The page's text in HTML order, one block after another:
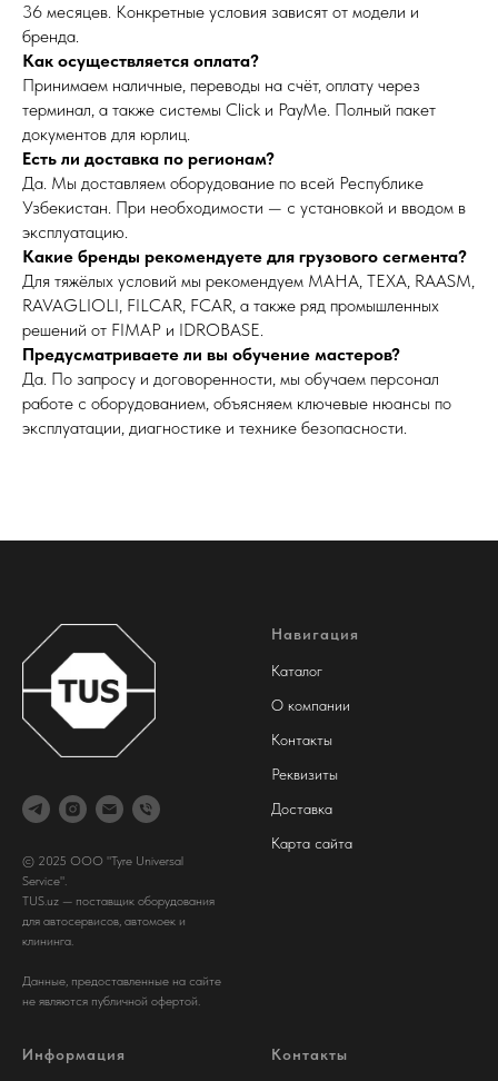
36 месяцев. Конкретные условия зависят от модели и
бренда.
Как осуществляется оплата?
Принимаем наличные, переводы на счёт, оплату через
терминал, а также системы Click и PayMe. Полный пакет
документов для юрлиц.
Есть ли доставка по регионам?
Да. Мы доставляем оборудование по всей Республике
Узбекистан. При необходимости — с установкой и вводом в
эксплуатацию.
Какие бренды рекомендуете для грузового сегмента?
Для тяжёлых условий мы рекомендуем MAHA, TEXA, RAASM,
RAVAGLIOLI, FILCAR, FCAR, а также ряд промышленных
решений от FIMAP и IDROBASE.
Предусматриваете ли вы обучение мастеров?
Да. По запросу и договоренности, мы обучаем персонал
работе с оборудованием, объясняем ключевые нюансы по
эксплуатации, диагностике и технике безопасности.
© 2025 ООО "Tyre Universal
Service".
TUS.uz — поставщик оборудования
для автосервисов, автомоек и
клининга.
Данные, предоставленные на сайте
не являются публичной офертой.
Навигация
Каталог
О компании
Контакты
Реквизиты
Доставка
Карта сайта
Информация Контакты